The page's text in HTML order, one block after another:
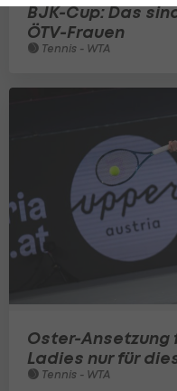
BJK-Cup: Das
ÖTV-Frauen
Tennis - WTA
Oster-Ansetzung
Ladies nur für
Tennis - WTA